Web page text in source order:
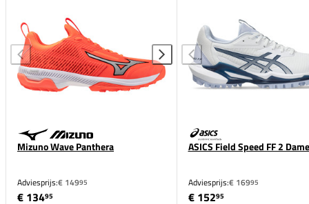
Mizuno Wave Panthera
Adviesprijs:€ 14995
€ 13495
ASICS Field Speed FF 2
Adviesprijs:€ 16995
€ 15295